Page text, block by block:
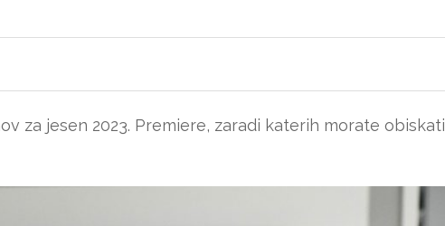
za jesen 2023. Premiere, zaradi katerih morate obiskati